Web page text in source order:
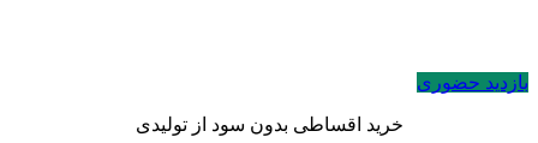
بازدید حضوری
خرید اقساطی بدون سود از تولیدی